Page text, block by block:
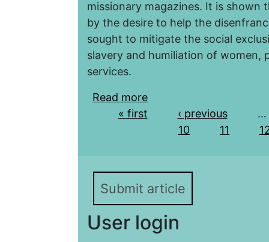
missionary magazines. It is
by the desire to help the
sought to mitigate the social
slavery and humiliation of women,
services.
Read more
the liberation of Indian
Pages
« first ‹ previous
…
10
11
Submit article
User login